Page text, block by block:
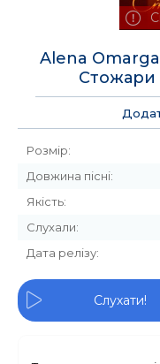
Alena
Стожари
Розмір:
Довжина пісні:
Якість:
Слухали:
Дата релізу:
Слухати!